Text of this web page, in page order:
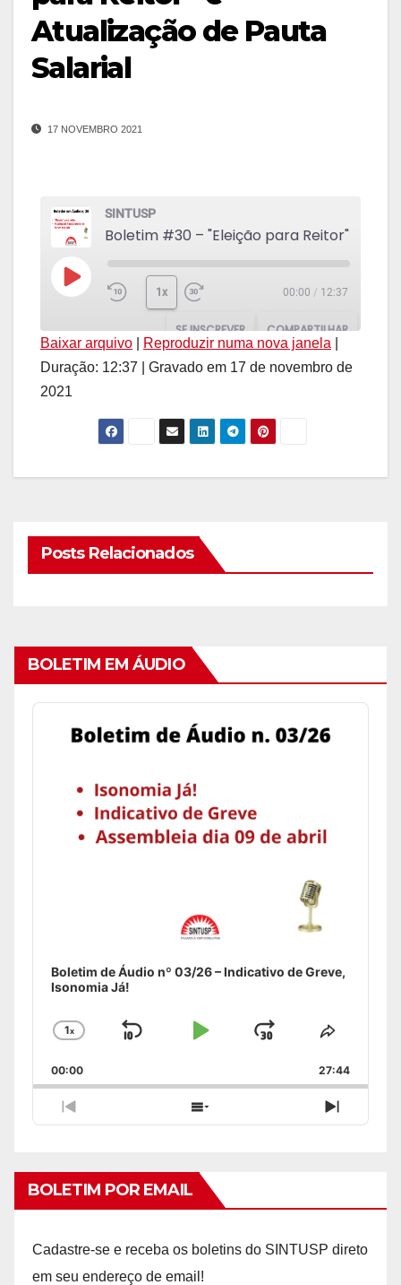
Atualização de Pauta
Salarial
17 NOVEMBRO 2021
SINTUSP
Reproduzir
1x 00:00 / 12:37
SE INSCREVER COMPARTILHAR
FEED RSS
COMPAR
TILHAR
Baixar arquivo Reproduzir numa nova janela
Duração: 12:37
Gravado em 17 de novembro de
2021
Posts Relacionados
BOLETIM EM ÁUDIO
Audio
Player
Boletim de Áudio nº 03/26 – Indicativo de Greve,
Isonomia Já!
Change
Rate
1x
Skip
Play
Jump
Forward
Share
Episode
00:00 27:44
Previous
Episode
Show
Episodes
Next
Episode
BOLETIM POR EMAIL
Cadastre-se e receba os boletins do SINTUSP direto
em seu endereço de email!